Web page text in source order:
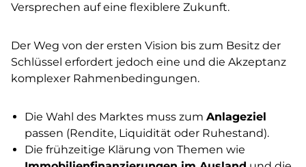
Versprechen auf eine flexiblere Zukunft.
Der Weg von der ersten Vision bis zum Besitz der
Schlüssel erfordert jedoch eine und die Akzeptanz
komplexer Rahmenbedingungen.
Die Wahl des Marktes muss zum Anlageziel
passen (Rendite, Liquidität oder Ruhestand).
Die frühzeitige Klärung von Themen wie